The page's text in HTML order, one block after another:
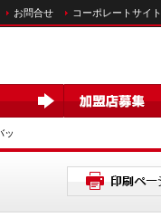
お問合せ コーポレートサイト
ッ